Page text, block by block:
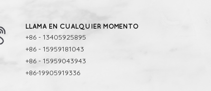
LLAMA EN CUALQUIER MOMENTO
+86 - 13405925895
+86 - 15959181043
+86 - 15959043943
+86-19905919336